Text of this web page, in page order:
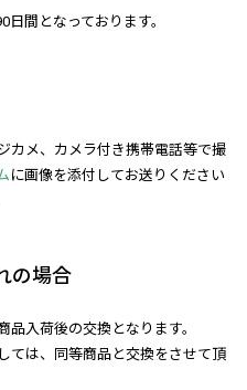
間となっております。
カメ、カメラ付き携帯電話等で撮
に画像を添付してお送りください
の場合
入荷後の交換となります。
ては、同等商品と交換をさせて頂